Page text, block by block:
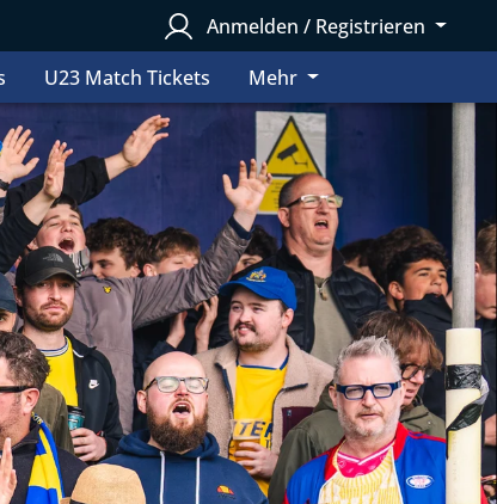
Anmelden / Registrieren
U23 Match Tickets Mehr